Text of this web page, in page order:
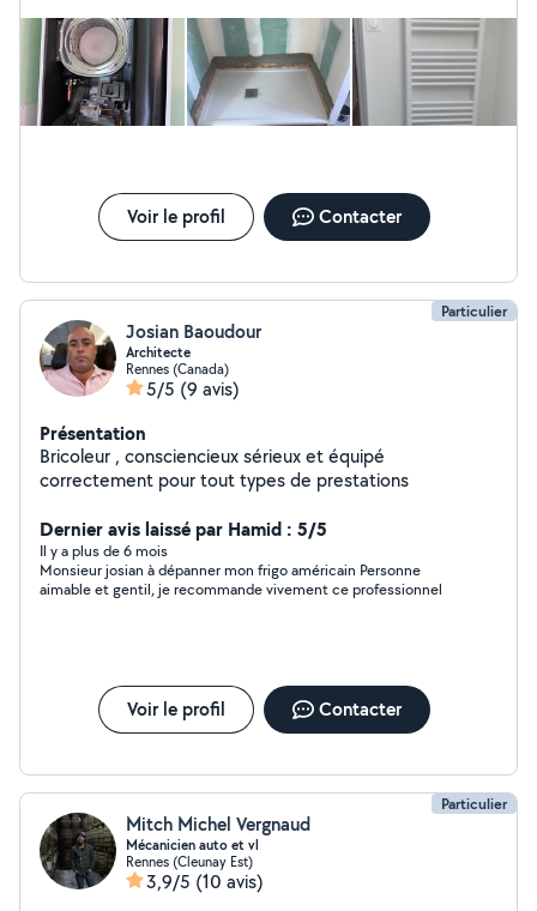
Voir le profil Contacter
Particulier
Josian Baoudour
Architecte
Rennes (Canada)
5/5 (9 avis)
Présentation
Bricoleur , consciencieux sérieux et équipé
correctement pour tout types de prestations
Dernier avis laissé par Hamid : 5/5
Il y a plus de 6 mois
Monsieur josian à dépanner mon frigo américain Personne
aimable et gentil, je recommande vivement ce professionnel
Voir le profil Contacter
Particulier
Mitch Michel Vergnaud
Mécanicien auto et vl
Rennes (Cleunay Est)
3,9/5 (10 avis)